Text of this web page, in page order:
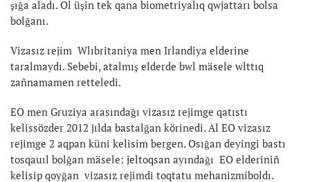
şığa aladı. Ol üşin tek qana biometriyalıq qwjattarı bolsa
bolğanı.
Vizasız rejim Wlıbritaniya men Irlandiya elderine
taralmaydı. Sebebi, atalmış elderde bwl mäsele wlttıq
zañnamamen retteledi.
EO men Gruziya arasındağı vizasız rejimge qatıstı
kelissözder 2012 jılda bastalğan körinedi. Al EO vizasız
rejimge 2 aqpan küni kelisim bergen. Osığan deyingi bastı
tosqauıl bolğan mäsele: jeltoqsan ayındağı EO elderiniñ
kelisip qoyğan vizasız rejimdi toqtatu mehanizmiboldı.